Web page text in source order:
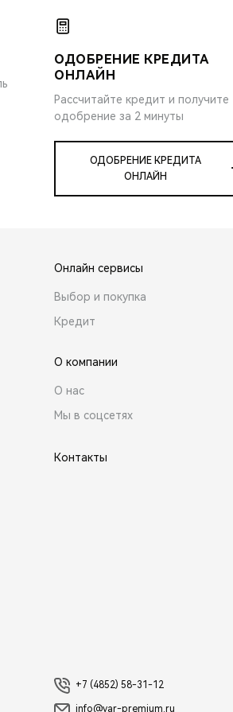
ОДОБРЕНИЕ КРЕДИТА
ОНЛАЙН
Рассчитайте кредит и получите
одобрение за 2 минуты
ОДОБРЕНИЕ КРЕДИТА
ОНЛАЙН
Онлайн сервисы
Выбор и покупка
Кредит
О компании
О нас
Мы в соцсетях
Контакты
+7 (4852) 58-31-12
info@yar-premium.ru